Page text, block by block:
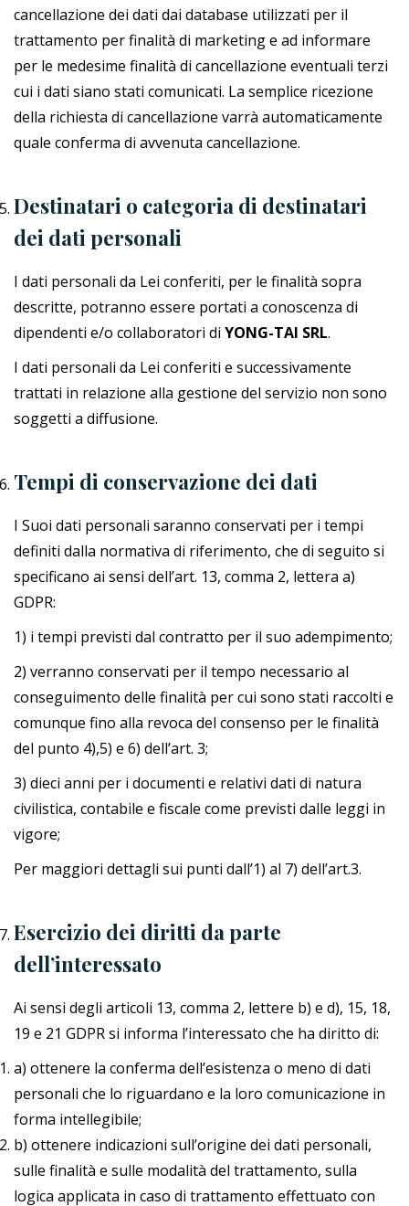
cancellazione dei dati dai database utilizzati per il
trattamento per finalità di marketing e ad informare
per le medesime finalità di cancellazione eventuali terzi
cui i dati siano stati comunicati. La semplice ricezione
della richiesta di cancellazione varrà automaticamente
quale conferma di avvenuta cancellazione.
Destinatari o categoria di destinatari
dei dati personali
I dati personali da Lei conferiti, per le finalità sopra
descritte, potranno essere portati a conoscenza di
dipendenti e/o collaboratori di YONG-TAI SRL.
I dati personali da Lei conferiti e successivamente
trattati in relazione alla gestione del servizio non sono
soggetti a diffusione.
Tempi di conservazione dei dati
I Suoi dati personali saranno conservati per i tempi
definiti dalla normativa di riferimento, che di seguito si
specificano ai sensi dell’art. 13, comma 2, lettera a)
GDPR:
1) i tempi previsti dal contratto per il suo adempimento;
2) verranno conservati per il tempo necessario al
conseguimento delle finalità per cui sono stati raccolti e
comunque fino alla revoca del consenso per le finalità
del punto 4),5) e 6) dell’art. 3;
3) dieci anni per i documenti e relativi dati di natura
civilistica, contabile e fiscale come previsti dalle leggi in
vigore;
Per maggiori dettagli sui punti dall’1) al 7) dell’art.3.
Esercizio dei diritti da parte
dell’interessato
Ai sensi degli articoli 13, comma 2, lettere b) e d), 15, 18,
19 e 21 GDPR si informa l’interessato che ha diritto di:
a) ottenere la conferma dell’esistenza o meno di dati
personali che lo riguardano e la loro comunicazione in
forma intellegibile;
b) ottenere indicazioni sull’origine dei dati personali,
sulle finalità e sulle modalità del trattamento, sulla
logica applicata in caso di trattamento effettuato con